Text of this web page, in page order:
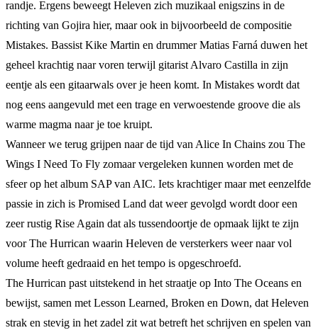
randje. Ergens beweegt Heleven zich muzikaal enigszins in de
richting van Gojira hier, maar ook in bijvoorbeeld de compositie
Mistakes. Bassist Kike Martin en drummer Matias Farná duwen het
geheel krachtig naar voren terwijl gitarist Alvaro Castilla in zijn
eentje als een gitaarwals over je heen komt. In Mistakes wordt dat
nog eens aangevuld met een trage en verwoestende groove die als
warme magma naar je toe kruipt.
Wanneer we terug grijpen naar de tijd van Alice In Chains zou The
Wings I Need To Fly zomaar vergeleken kunnen worden met de
sfeer op het album SAP van AIC. Iets krachtiger maar met eenzelfde
passie in zich is Promised Land dat weer gevolgd wordt door een
zeer rustig Rise Again dat als tussendoortje de opmaak lijkt te zijn
voor The Hurrican waarin Heleven de versterkers weer naar vol
volume heeft gedraaid en het tempo is opgeschroefd.
The Hurrican past uitstekend in het straatje op Into The Oceans en
bewijst, samen met Lesson Learned, Broken en Down, dat Heleven
strak en stevig in het zadel zit wat betreft het schrijven en spelen van